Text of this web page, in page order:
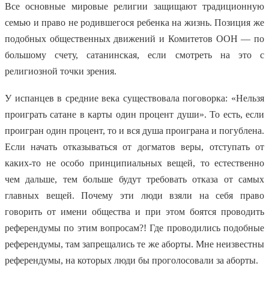
Все основные мировые религии защищают традиционную
семью и право не родившегося ребенка на жизнь. Позиция же
подобных общественных движений и Комитетов ООН — по
большому счету, сатанинская, если смотреть на это с
религиозной точки зрения.
У испанцев в средние века существовала поговорка: «Нельзя
проиграть сатане в карты один процент души». То есть, если
проигран один процент, то и вся душа проиграна и погублена.
Если начать отказываться от догматов веры, отступать от
каких-то не особо принципиальных вещей, то естественно
чем дальше, тем больше будут требовать отказа от самых
главных вещей. Почему эти люди взяли на себя право
говорить от имени общества и при этом боятся проводить
референдумы по этим вопросам?! Где проводились подобные
референдумы, там запрещались те же аборты. Мне неизвестны
референдумы, на которых люди бы проголосовали за аборты.